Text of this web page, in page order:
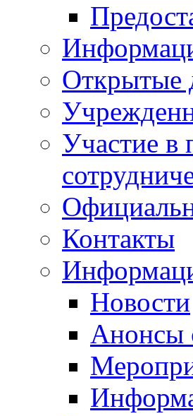
Открытые
Участие в
Контакты
Новости
Анонсы